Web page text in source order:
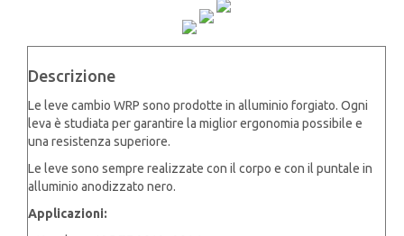
Descrizione
Le leve cambio WRP sono prodotte in alluminio forgiato. Ogni
leva è studiata per garantire la miglior ergonomia possibile e
una resistenza superiore.
Le leve sono sempre realizzate con il corpo e con il puntale in
alluminio anodizzato nero.
Applicazioni: